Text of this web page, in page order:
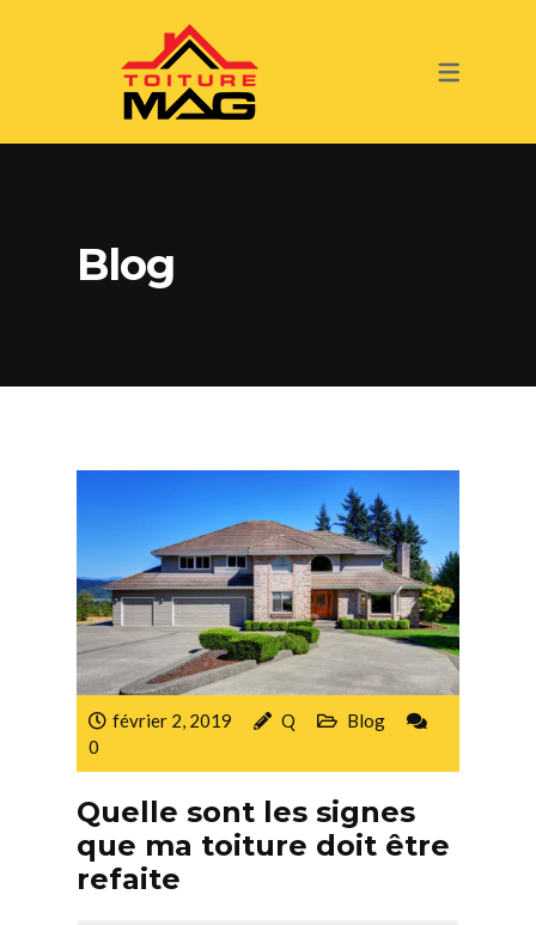
SERVICES
Blog
février 2, 2019 Q
Blog
0
Quelle sont les signes
que ma toiture doit être
refaite